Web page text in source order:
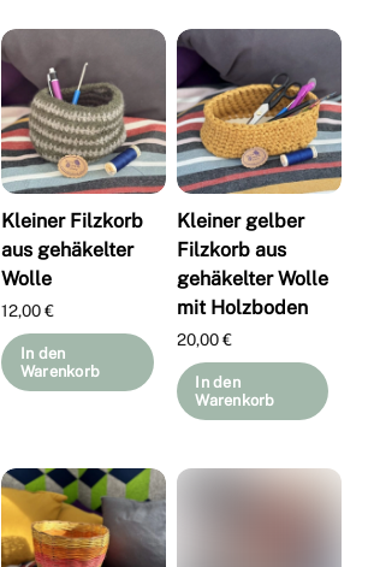
Kleiner Filzkorb
aus gehäkelter
Wolle
12,00€
In den
Warenkorb
Kleiner gelber
Filzkorb aus
gehäkelter Wolle
mit Holzboden
20,00€
In den
Warenkorb